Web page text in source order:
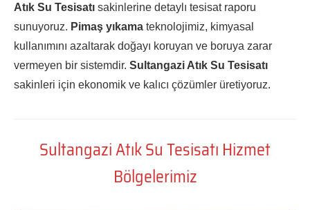
Atık Su Tesisatı sakinlerine detaylı tesisat raporu
sunuyoruz. Pimaş yıkama teknolojimiz, kimyasal
kullanımını azaltarak doğayı koruyan ve boruya zarar
vermeyen bir sistemdir. Sultangazi Atık Su Tesisatı
sakinleri için ekonomik ve kalıcı çözümler üretiyoruz.
Sultangazi Atık Su Tesisatı Hizmet
Bölgelerimiz